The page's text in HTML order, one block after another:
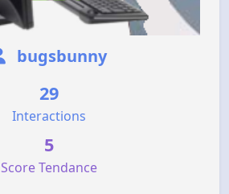
bugsbunny
29
Interactions
5
Score Tendance